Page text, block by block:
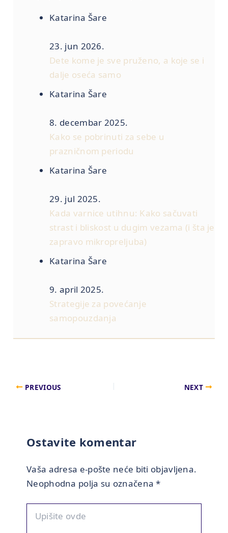
Katarina Šare
23. jun 2026.
Dete kome je sve pruženo, a koje se i
dalje oseća samo
Katarina Šare
8. decembar 2025.
Kako se pobrinuti za sebe u
prazničnom periodu
Katarina Šare
29. jul 2025.
Kada varnice utihnu: Kako sačuvati
strast i bliskost u dugim vezama (i šta je
zapravo mikropreljuba)
Katarina Šare
9. april 2025.
Strategije za povećanje
samopouzdanja
PREVIOUS NEXT
Ostavite komentar
Vaša adresa e-pošte neće biti objavljena.
Neophodna polja su označena*
ovde